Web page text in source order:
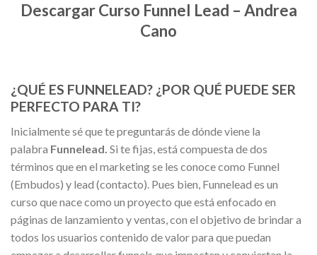
Descargar Curso Funnel Lead – Andrea
Cano
¿QUÉ ES FUNNELEAD? ¿POR QUÉ PUEDE SER
PERFECTO PARA TI?
Inicialmente sé que te preguntarás de dónde viene la
palabra Funnelead. Si te fijas, está compuesta de dos
términos que en el marketing se les conoce como Funnel
(Embudos) y lead (contacto). Pues bien, Funnelead es un
curso que nace como un proyecto que está enfocado en
páginas de lanzamiento y ventas, con el objetivo de brindar a
todos los usuarios contenido de valor para que puedan